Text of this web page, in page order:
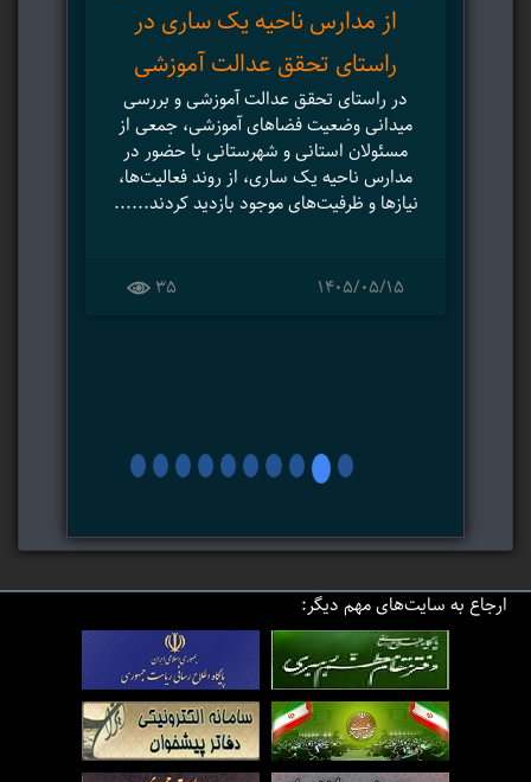
از مدارس ناحیه یک ساری در
راستای تحقق عدالت آموزشی
در راستای تحقق عدالت آموزشی و بررسی
میدانی وضعیت فضاهای آموزشی، جمعی از
مسئولان استانی و شهرستانی با حضور در
مدارس ناحیه یک ساری، از روند فعالیت‌ها،
نیازها و ظرفیت‌های موجود بازدید کردند......
۱۴۰۵/۰۵/۱۵ 35
ارجاع به سایت‌های مهم دیگر: